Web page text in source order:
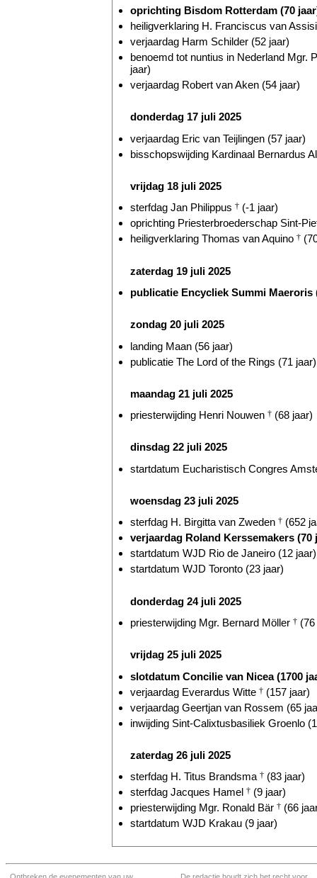
oprichting Bisdom Rotterdam (70
heiligverklaring H. Franciscus van
verjaardag Harm Schilder (52 jaar)
benoemd tot nuntius in Nederland Mgr.
jaar)
verjaardag Robert van Aken (54 jaar)
donderdag 17 juli 2025
verjaardag Eric van Teijlingen (57 jaar)
bisschopswijding Kardinaal Bernardus
vrijdag 18 juli 2025
sterfdag Jan Philippus † (-1 jaar)
oprichting Priesterbroederschap Sint-
heiligverklaring Thomas van Aquino †
zaterdag 19 juli 2025
publicatie Encycliek Summi Maeroris
zondag 20 juli 2025
landing Maan (56 jaar)
publicatie The Lord of the Rings (71 jaar)
maandag 21 juli 2025
priesterwijding Henri Nouwen † (68 jaar)
dinsdag 22 juli 2025
startdatum Eucharistisch Congres
woensdag 23 juli 2025
sterfdag H. Birgitta van Zweden † (652
verjaardag Roland Kerssemakers (70
startdatum WJD Rio de Janeiro (12 jaar)
startdatum WJD Toronto (23 jaar)
donderdag 24 juli 2025
priesterwijding Mgr. Bernard Möller †
vrijdag 25 juli 2025
slotdatum Concilie van Nicea (1700
verjaardag Everardus Witte † (157 jaar)
verjaardag Geertjan van Rossem (65
inwijding Sint-Calixtusbasiliek Groenlo
zaterdag 26 juli 2025
sterfdag H. Titus Brandsma † (83 jaar)
sterfdag Jacques Hamel † (9 jaar)
priesterwijding Mgr. Ronald Bär † (66
startdatum WJD Krakau (9 jaar)